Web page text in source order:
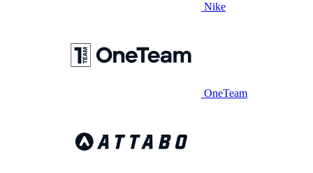
Nike
OneTeam